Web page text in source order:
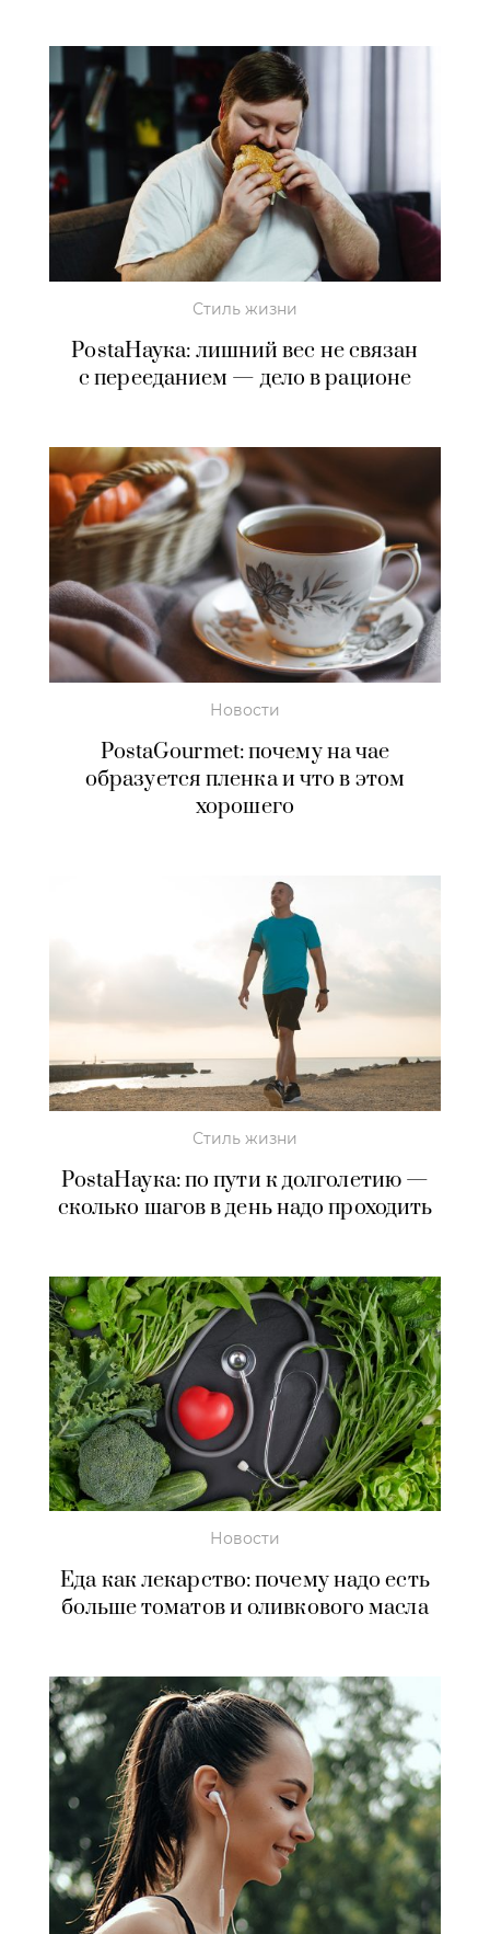
Стиль жизни
PostaНаука: лишний вес не связан
с перееданием — дело в рационе
Новости
PostaGourmet: почему на чае
образуется пленка и что в этом
хорошего
Стиль жизни
PostaНаука: по пути к долголетию —
сколько шагов в день надо проходить
Новости
Еда как лекарство: почему надо есть
больше томатов и оливкового масла